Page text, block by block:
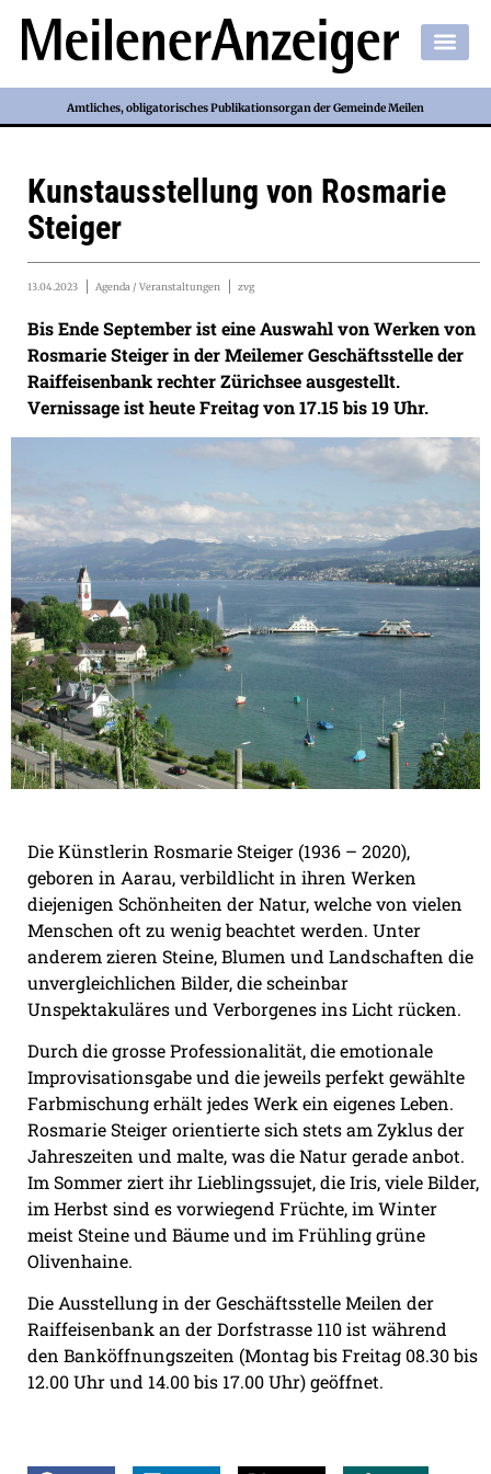
Amtliches, obligatorisches Publikationsorgan der Gemeinde Meilen
Kunstausstellung von Rosmarie
Steiger
13.04.2023 Agenda / Veranstaltungen zvg
Bis Ende September ist eine Auswahl von Werken von
Rosmarie Steiger in der Meilemer Geschäftsstelle der
Raiffeisenbank rechter Zürichsee ausgestellt.
Vernissage ist heute Freitag von 17.15 bis 19 Uhr.
Die Künstlerin Rosmarie Steiger (1936 – 2020),
geboren in Aarau, verbildlicht in ihren Werken
diejenigen Schönheiten der Natur, welche von vielen
Menschen oft zu wenig beachtet werden. Unter
anderem zieren Steine, Blumen und Landschaften die
unvergleichlichen Bilder, die scheinbar
Unspektakuläres und Verborgenes ins Licht rücken.
Durch die grosse Professionalität, die emotionale
Improvisationsgabe und die jeweils perfekt gewählte
Farbmischung erhält jedes Werk ein eigenes Leben.
Rosmarie Steiger orientierte sich stets am Zyklus der
Jahreszeiten und malte, was die Natur gerade anbot.
Im Sommer ziert ihr Lieblingssujet, die Iris, viele Bilder,
im Herbst sind es vorwiegend Früchte, im Winter
meist Steine und Bäume und im Frühling grüne
Olivenhaine.
Die Ausstellung in der Geschäftsstelle Meilen der
Raiffeisenbank an der Dorfstrasse 110 ist während
den Banköffnungszeiten (Montag bis Freitag 08.30 bis
12.00 Uhr und 14.00 bis 17.00 Uhr) geöffnet.